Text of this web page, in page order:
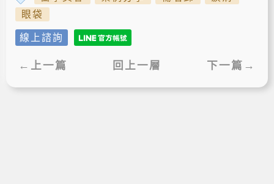
眼袋
線上諮詢
←上一篇 回上一層 下一篇→